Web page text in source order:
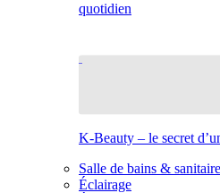
quotidien
K-Beauty – le secret
Salle de bains &
Éclairage